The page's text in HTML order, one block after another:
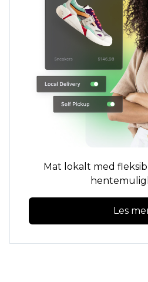
Mat lokalt med
Les